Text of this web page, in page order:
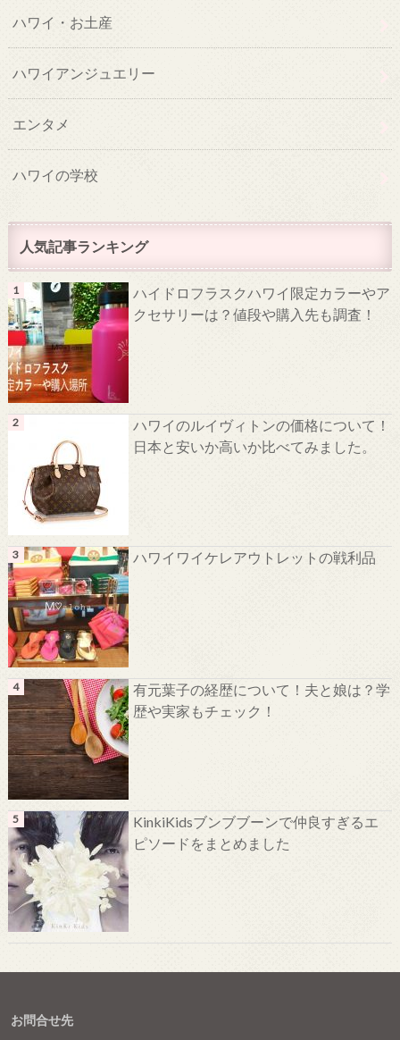
ハワイ・お土産
ハワイアンジュエリー
エンタメ
ハワイの学校
人気記事ランキング
ハイドロフラスクハワイ限定カラーやア
クセサリーは？値段や購入先も調査！
ハワイのルイヴィトンの価格について！
日本と安いか高いか比べてみました。
ハワイワイケレアウトレットの戦利品
有元葉子の経歴について！夫と娘は？学
歴や実家もチェック！
KinkiKidsブンブブーンで仲良すぎるエ
ピソードをまとめました
お問合せ先